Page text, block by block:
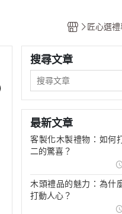
匠心選禮
搜尋文章
最新文章
客製化木製禮物：如何
二的驚喜？
木頭禮品的魅力：為什
打動人心？